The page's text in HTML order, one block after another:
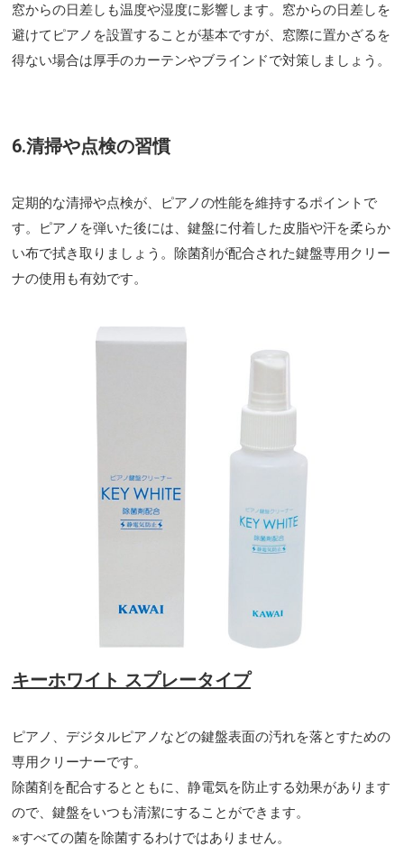
窓からの日差しも温度や湿度に影響します。窓からの日差しを
避けてピアノを設置することが基本ですが、窓際に置かざるを
得ない場合は厚手のカーテンやブラインドで対策しましょう。
6.清掃や点検の習慣
定期的な清掃や点検が、ピアノの性能を維持するポイントで
す。ピアノを弾いた後には、鍵盤に付着した皮脂や汗を柔らか
い布で拭き取りましょう。除菌剤が配合された鍵盤専用クリー
ナの使用も有効です。
キーホワイト スプレータイプ
ピアノ、デジタルピアノなどの鍵盤表面の汚れを落とすための
専用クリーナーです。
除菌剤を配合するとともに、静電気を防止する効果があります
ので、鍵盤をいつも清潔にすることができます。
※すべての菌を除菌するわけではありません。